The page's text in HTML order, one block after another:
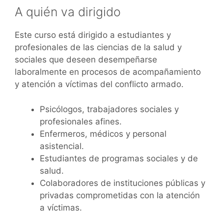
A quién va dirigido
Este curso está dirigido a estudiantes y
profesionales de las ciencias de la salud y
sociales que deseen desempeñarse
laboralmente en procesos de acompañamiento
y atención a víctimas del conflicto armado.
Psicólogos, trabajadores sociales y
profesionales afines.
Enfermeros, médicos y personal
asistencial.
Estudiantes de programas sociales y de
salud.
Colaboradores de instituciones públicas y
privadas comprometidas con la atención
a víctimas.